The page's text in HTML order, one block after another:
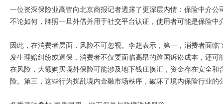
一位资深保险业高管向北京商报记者透露了更深层内情：保险中介
不论如何，牌照一旦外借并用于社交平台认证，使用者可能是保险中
因此，在消费者层面，风险不可忽视。李超表示，第一，消费者面
发生理赔纠纷或退保，消费者不仅要面临高昂的跨国诉讼成本，还
在风险，大额购买境外保险可能涉及地下钱庄换汇，资金存在安全
险。第三，这些行为扰乱境内金融市场秩序，破坏了境内保险行业